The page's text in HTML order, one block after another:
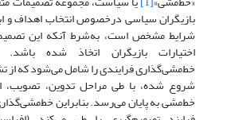
بازیگران سیاسی درخصوص انتخاب اهداف و
شرایط مشخص است، به‌شرط آنکه این
اختیارات بازیگران اتخاذ شده باشد.
خط‌مشی‌گذاری فرایندی را شامل می‌شود که
شروع‌ شده، با طی مراحل تدوین، تصویب،
خط‌مشی به پایان می‌رسد. بنابراین